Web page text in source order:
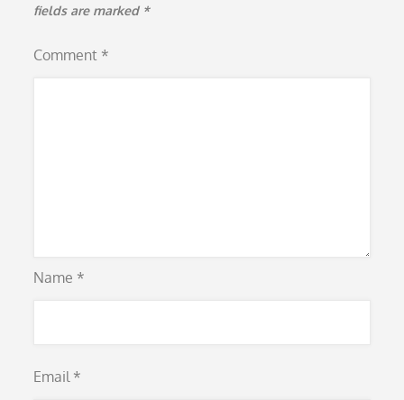
fields are marked *
Comment *
Name *
Email *